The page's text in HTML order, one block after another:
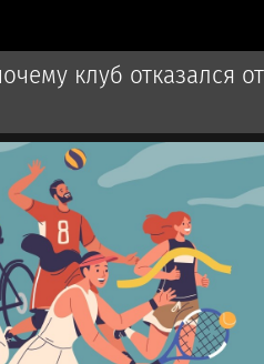
клуб отказался от